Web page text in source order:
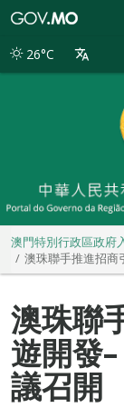
別
26°C
澳門特別行政區政府
澳珠聯手推進招商
澳珠聯
遊開發
議召開